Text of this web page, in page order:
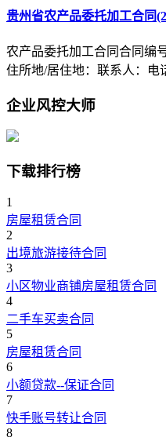
贵州省农产品委托加工合同
农产品委托加工合同合同编
住所地/居住地：联系人：电
企业风控大师
下载排行榜
1
房屋租赁合同
2
出境旅游接待合同
3
小区物业商铺房屋租赁合同
4
二手车买卖合同
5
房屋租赁合同
6
小额贷款--保证合同
7
快手账号转让合同
8